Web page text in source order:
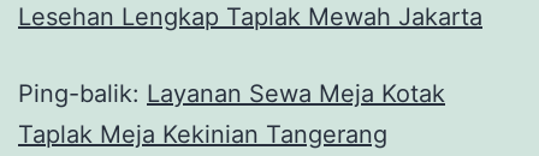
Lesehan Lengkap Taplak Mewah Jakarta
Ping-balik: Layanan Sewa Meja Kotak
Taplak Meja Kekinian Tangerang